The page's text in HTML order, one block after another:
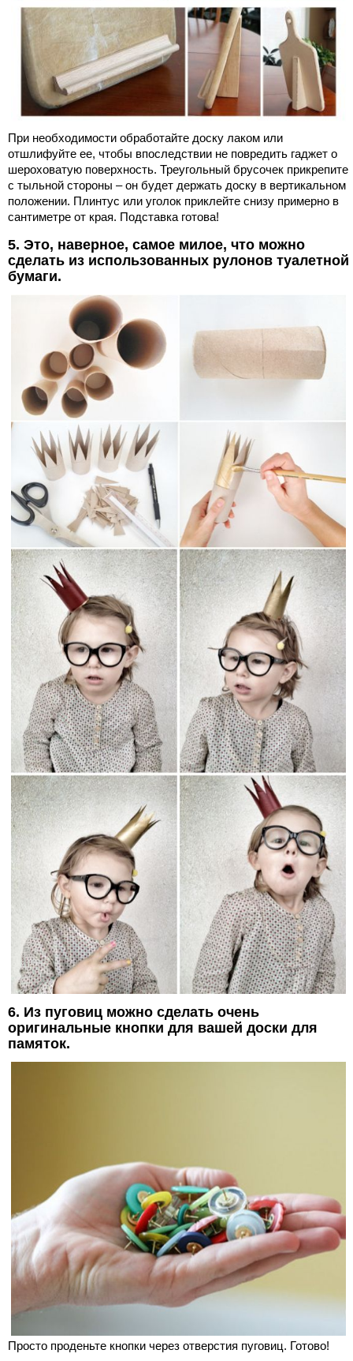
При необходимости обработайте доску лаком или
отшлифуйте ее, чтобы впоследствии не повредить гаджет о
шероховатую поверхность. Треугольный брусочек прикрепите
с тыльной стороны – он будет держать доску в вертикальном
положении. Плинтус или уголок приклейте снизу примерно в
сантиметре от края. Подставка готова!
5. Это, наверное, самое милое, что можно
сделать из использованных рулонов туалетной
бумаги.
6. Из пуговиц можно сделать очень
оригинальные кнопки для вашей доски для
памяток.
Просто проденьте кнопки через отверстия пуговиц. Готово!